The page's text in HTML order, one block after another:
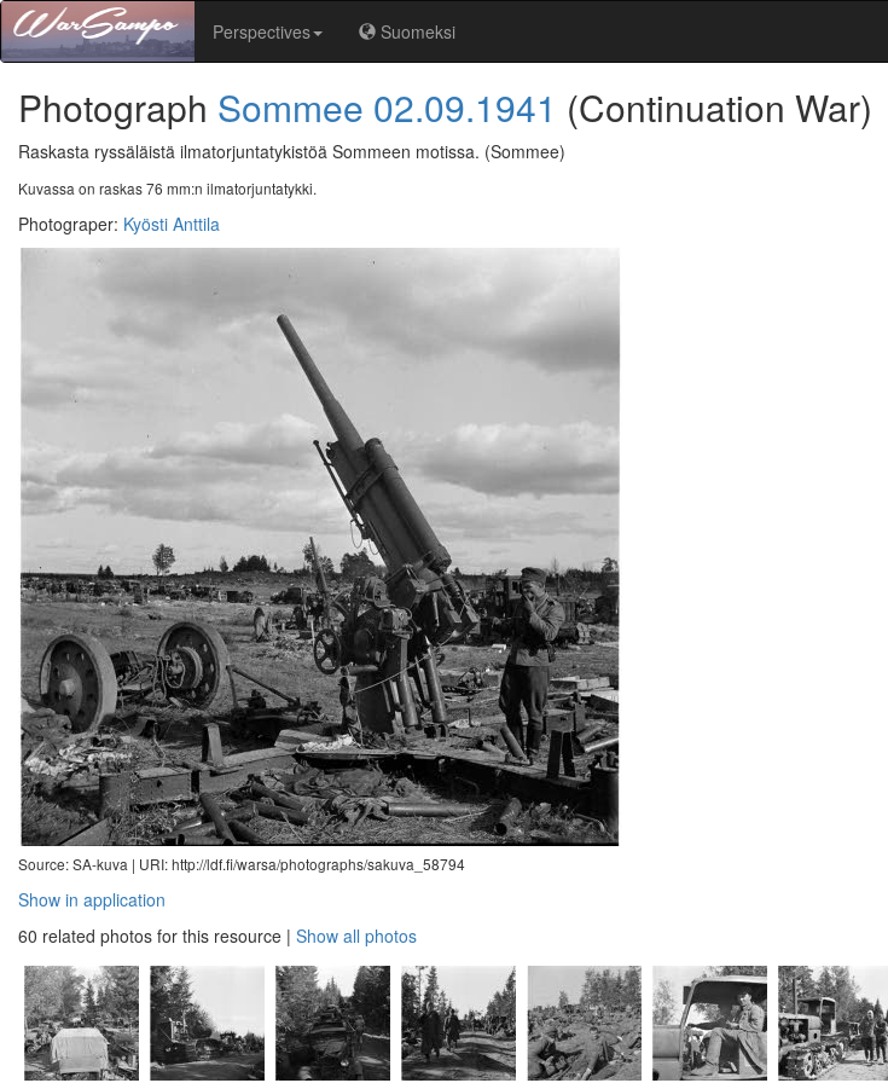
Perspectives Suomeksi
Photograph Sommee 02.09.1941 (Continuation War)
Raskasta ryssäläistä ilmatorjuntatykistöä Sommeen motissa. (Sommee)
Kuvassa on raskas 76 mm:n ilmatorjuntatykki.
Photograper: Kyösti Anttila
Source: SA-kuva | URI: http://ldf.fi/warsa/photographs/sakuva_58794
Show in application
60 related photos for this resource | Show all photos